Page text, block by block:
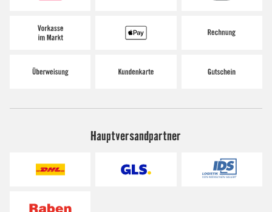
Hauptversandpartner